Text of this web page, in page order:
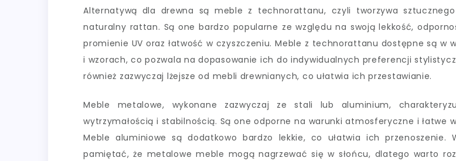
Alternatywą dla drewna są meble z technorattanu, czyli tworzywa
naturalny rattan. Są one bardzo popularne ze względu na swoją lekkość,
promienie UV oraz łatwość w czyszczeniu. Meble z technorattanu dostępne są w
i wzorach, co pozwala na dopasowanie ich do indywidualnych preferencji
również zazwyczaj lżejsze od mebli drewnianych, co ułatwia ich przestawianie.
Meble metalowe, wykonane zazwyczaj ze stali lub aluminium,
wytrzymałością i stabilnością. Są one odporne na warunki atmosferyczne i łatwe
Meble aluminiowe są dodatkowo bardzo lekkie, co ułatwia ich przenoszenie.
pamiętać, że metalowe meble mogą nagrzewać się w słońcu, dlatego warto